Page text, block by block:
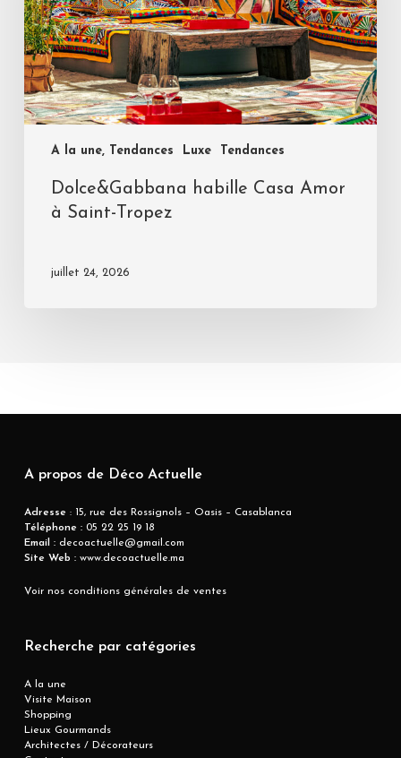
A la une, Tendances Luxe Tendances
Dolce&Gabbana habille Casa Amor
à Saint-Tropez
juillet 24, 2026
A propos de Déco Actuelle
Adresse : 15, rue des Rossignols – Oasis – Casablanca
Téléphone :05 22 25 19 18
Email :decoactuelle@gmail.com
Site Web :www.decoactuelle.ma
Voir nos conditions générales de ventes
Recherche par catégories
A la une
Visite Maison
Shopping
Lieux Gourmands
Architectes / Décorateurs